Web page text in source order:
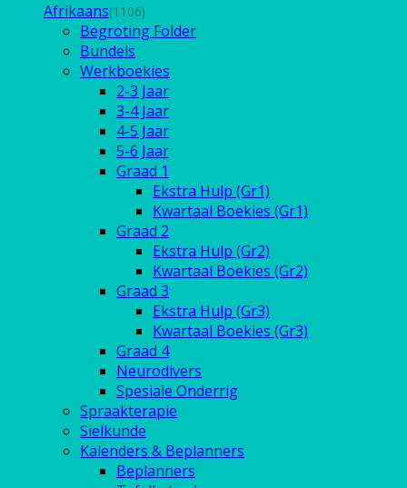
Afrikaans(1106)
Begroting Folder
Bundels
Werkboekies
2-3 Jaar
3-4 Jaar
4-5 Jaar
5-6 Jaar
Graad 1
Ekstra Hulp (Gr1)
Kwartaal Boekies (Gr1)
Graad 2
Ekstra Hulp (Gr2)
Kwartaal Boekies (Gr2)
Graad 3
Ekstra Hulp (Gr3)
Kwartaal Boekies (Gr3)
Graad 4
Neurodivers
Spesiale Onderrig
Spraakterapie
Sielkunde
Kalenders & Beplanners
Beplanners